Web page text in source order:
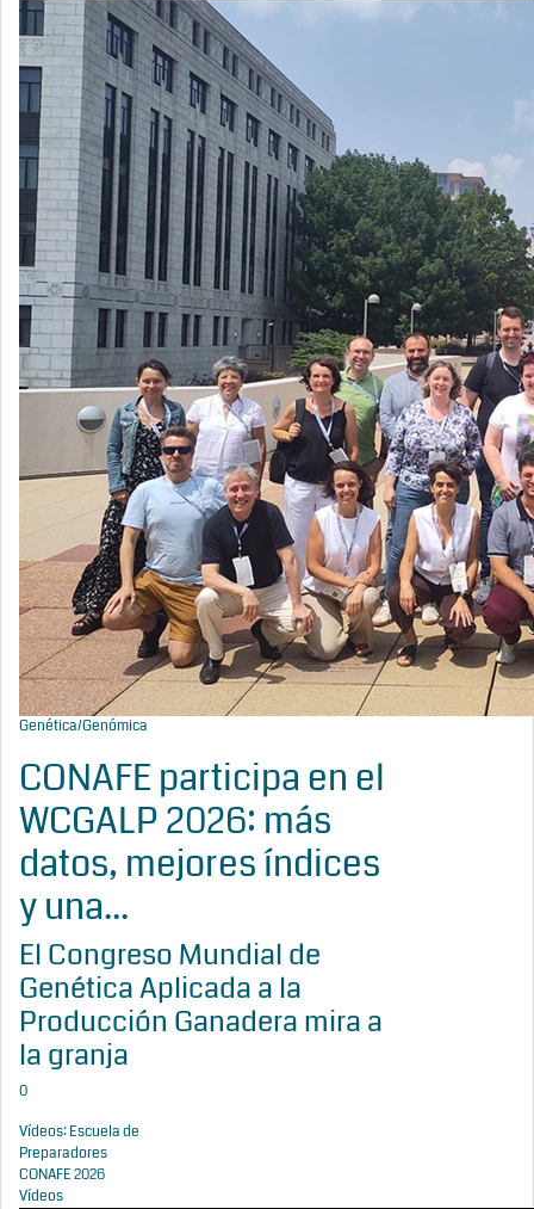
Genética/Genómica
CONAFE participa en el
WCGALP 2026: más
datos, mejores índices
y una...
El Congreso Mundial de
Genética Aplicada a la
Producción Ganadera mira a
la granja
0
Vídeos: Escuela de
Preparadores
CONAFE 2026
Vídeos